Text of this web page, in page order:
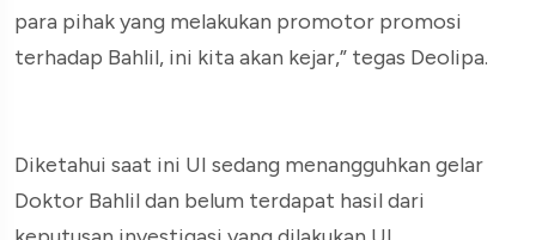
para pihak yang melakukan promotor promosi
terhadap Bahlil, ini kita akan kejar,” tegas Deolipa.
Diketahui saat ini UI sedang menangguhkan gelar
Doktor Bahlil dan belum terdapat hasil dari